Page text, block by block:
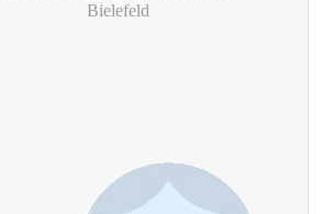
Bielefeld